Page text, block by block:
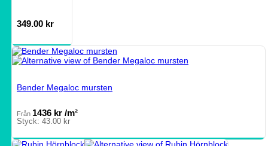
349.00 kr
Bender Megaloc mursten
Från 1436 kr /m²
Styck: 43.00 kr